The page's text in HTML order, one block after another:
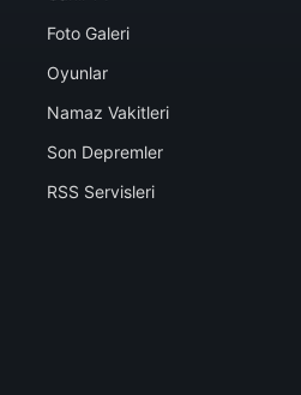
Foto Galeri
Oyunlar
Namaz Vakitleri
Son Depremler
RSS Servisleri